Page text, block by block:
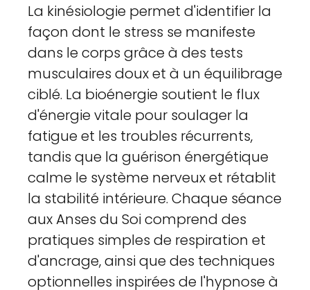
La kinésiologie permet d'identifier la
façon dont le stress se manifeste
dans le corps grâce à des tests
musculaires doux et à un équilibrage
ciblé. La bioénergie soutient le flux
d'énergie vitale pour soulager la
fatigue et les troubles récurrents,
tandis que la guérison énergétique
calme le système nerveux et rétablit
la stabilité intérieure. Chaque séance
aux Anses du Soi comprend des
pratiques simples de respiration et
d'ancrage, ainsi que des techniques
optionnelles inspirées de l'hypnose à